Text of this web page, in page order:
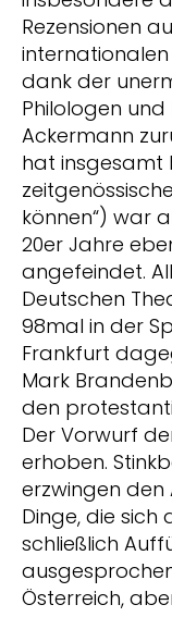
Rezensionen
internationalen
dank der
Philologen
Ackermann
hat insgesamt
können“) war
20er Jahre
angefeindet.
Deutschen
98mal in der
Frankfurt
Mark
den
Der Vorwurf
erhoben.
erzwingen den
Dinge, die sich
schließlich
Österreich,